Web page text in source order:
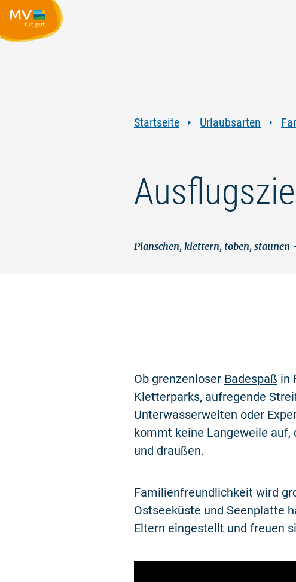
Startseite Urlaubsarten
Planschen, klettern, toben,
Ob grenzenloser Badespaß in
Kletterparks, aufregende
Unterwasserwelten oder
kommt keine Langeweile
und draußen.
Familienfreundlichkeit wird
Ostseeküste und Seenplatte
Eltern eingestellt und freuen